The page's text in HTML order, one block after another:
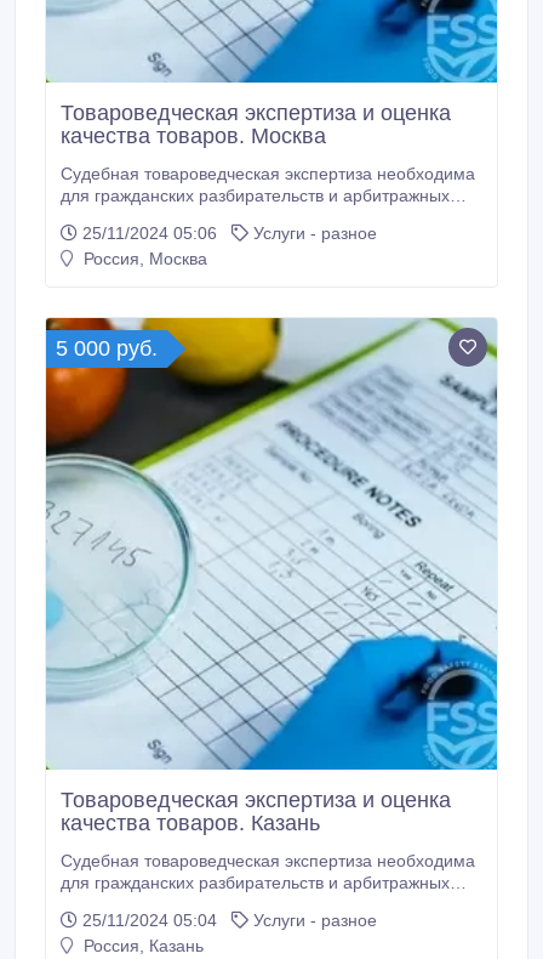
Товароведческая экспертиза и оценка
качества товаров. Москва
Судебная товароведческая экспертиза необходима
для гражданских разбирательств и арбитражных
документы к доказательной базе и защитить права
юридических и физических лиц. Грамотно провести
экспертизу используя современное оборудование,
соответствующее требованиям законодательства
РФ.
25/11/2024 05:06
Услуги - разное
Россия, Москва
5 000 руб.
Товароведческая экспертиза и оценка
качества товаров. Казань
Судебная товароведческая экспертиза необходима
для гражданских разбирательств и арбитражных
документы к доказательной базе и защитить права
юридических и физических лиц. Грамотно провести
25/11/2024 05:04
Услуги - разное
Россия, Казань